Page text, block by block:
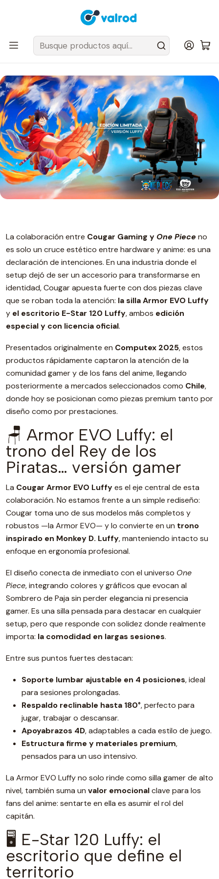
Despacho Gratis en tus sillas Cougar en el Gran Santiago
Inicio
Post
🏴‍☠️ Cougar × One Piece: cuando el setup gamer se vuelve parte de
la tripulación
La colaboración entre Cougar Gaming y One Piece no
es solo un cruce estético entre hardware y anime: es una
declaración de intenciones. En una industria donde el
setup dejó de ser un accesorio para transformarse en
identidad, Cougar apuesta fuerte con dos piezas clave
que se roban toda la atención: la silla Armor EVO Luffy
y el escritorio E-Star 120 Luffy, ambos edición
especial y con licencia oficial.
Presentados originalmente en Computex 2025, estos
productos rápidamente captaron la atención de la
comunidad gamer y de los fans del anime, llegando
posteriormente a mercados seleccionados como Chile,
donde hoy se posicionan como piezas premium tanto por
diseño como por prestaciones.
🪑 Armor EVO Luffy: el
trono del Rey de los
Piratas… versión gamer
La Cougar Armor EVO Luffyes el eje central de esta
colaboración. No estamos frente a un simple rediseño:
Cougar toma uno de sus modelos más completos y
robustos —la Armor EVO— y lo convierte en un trono
inspirado en Monkey D. Luffy, manteniendo intacto su
enfoque en ergonomía profesional.
El diseño conecta de inmediato con el universo One
Piece, integrando colores y gráficos que evocan al
Sombrero de Paja sin perder elegancia ni presencia
gamer. Es una silla pensada para destacar en cualquier
setup, pero que responde con solidez donde realmente
importa: la comodidad en largas sesiones.
Entre sus puntos fuertes destacan:
Soporte lumbar ajustable en 4 posiciones, ideal
para sesiones prolongadas.
Respaldo reclinable hasta 180°, perfecto para
jugar, trabajar o descansar.
Apoyabrazos 4D, adaptables a cada estilo de juego.
Estructura firme y materiales premium,
pensados para un uso intensivo.
La Armor EVO Luffy no solo rinde como silla gamer de alto
nivel, también suma un valor emocionalclave para los
fans del anime: sentarte en ella es asumir el rol del
capitán.
🖥️ E-Star 120 Luffy: el
escritorio que define el
territorio